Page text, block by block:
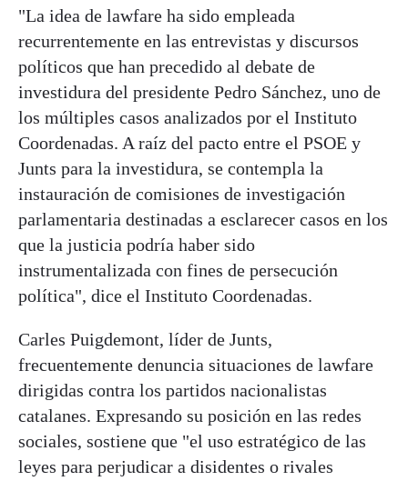
"La idea de lawfare ha sido empleada
recurrentemente en las entrevistas y discursos
políticos que han precedido al debate de
investidura del presidente Pedro Sánchez, uno de
los múltiples casos analizados por el Instituto
Coordenadas. A raíz del pacto entre el PSOE y
Junts para la investidura, se contempla la
instauración de comisiones de investigación
parlamentaria destinadas a esclarecer casos en los
que la justicia podría haber sido
instrumentalizada con fines de persecución
política", dice el Instituto Coordenadas.
Carles Puigdemont, líder de Junts,
frecuentemente denuncia situaciones de lawfare
dirigidas contra los partidos nacionalistas
catalanes. Expresando su posición en las redes
sociales, sostiene que "el uso estratégico de las
leyes para perjudicar a disidentes o rivales